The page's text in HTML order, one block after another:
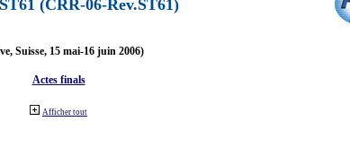
(CRR-06-Rev.ST61)
Suisse, 15 mai-16 juin 2006)
Actes finals
Afficher tout